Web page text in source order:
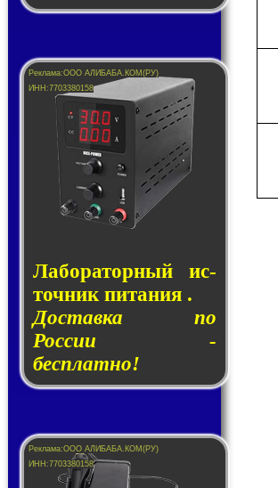
Лаборатор­ный ис­
точ­ник пи­та­ния .
Доставка по
России -
бесплатно!